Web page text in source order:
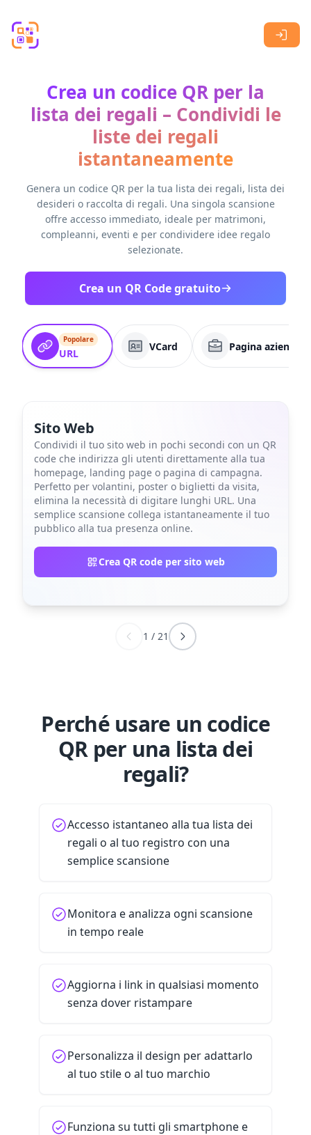
Crea un codice QR per la
lista dei regali – Condividi le
liste dei regali
istantaneamente
Genera un codice QR per la tua lista dei regali, lista dei
desideri o raccolta di regali. Una singola scansione
offre accesso immediato, ideale per matrimoni,
compleanni, eventi e per condividere idee regalo
selezionate.
Crea un QR Code gratuito
Popolare
URL
VCard Pagina aziendale
Sito Web
Condividi il tuo sito web in pochi secondi con un QR
code che indirizza gli utenti direttamente alla tua
homepage, landing page o pagina di campagna.
Perfetto per volantini, poster o biglietti da visita,
elimina la necessità di digitare lunghi URL. Una
semplice scansione collega istantaneamente il tuo
pubblico alla tua presenza online.
Crea QR code per sito web
1 / 21
Perché usare un codice
QR per una lista dei
regali?
Accesso istantaneo alla tua lista dei
regali o al tuo registro con una
semplice scansione
Monitora e analizza ogni scansione
in tempo reale
Aggiorna i link in qualsiasi momento
senza dover ristampare
Personalizza il design per adattarlo
al tuo stile o al tuo marchio
Funziona su tutti gli smartphone e